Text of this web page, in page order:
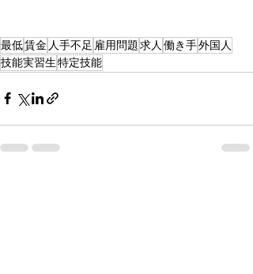
最低賃金 人手不足 雇用問題 求人 働き手外国人
技能実習生 特定技能